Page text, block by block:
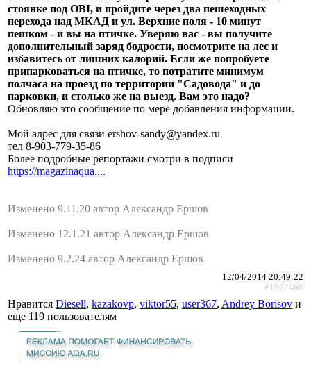
стоянке под OBI, и пройдите через два пешеходных
перехода над МКАД и ул. Верхние поля - 10 минут
пешком - и вы на птичке. Уверяю вас - вы получите
дополнительный заряд бодрости, посмотрите на лес и
избавитесь от лишних калорий. Если же попробуете
припарковаться на птичке, то потратите минимум
полчаса на проезд по территории "Садовода" и до
парковки, и столько же на выезд. Вам это надо?
Обновляю это сообщение по мере добавления информации.
Мой адрес для связи ershov-sandy@yandex.ru
тел 8-903-779-35-86
Более подробные репортажи смотри в подписи
https://magazinaqua....
Изменено 9.11.20 автор Александр Ершов
Изменено 12.1.21 автор Александр Ершов
Изменено 9.2.24 автор Александр Ершов
12/04/2014 20:49:22
#1962468
Нравится Diesell, kazakovp, viktor55, user367, Andrey Borisov и
еще 119 пользователям